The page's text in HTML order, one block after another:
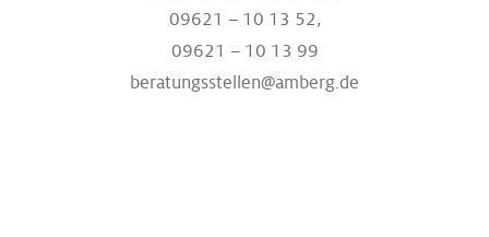
09621 – 10 13 52,
09621 – 10 13 99
beratungsstellen@amberg.de